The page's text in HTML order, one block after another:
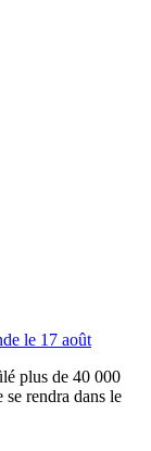
le 17 août
plus de 40 000
rendra dans le